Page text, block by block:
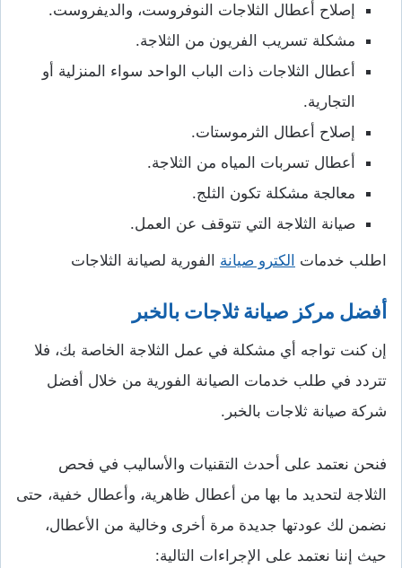
إصلاح أعطال الثلاجات النوفروست، والديفروست.
مشكلة تسريب الفريون من الثلاجة.
أعطال الثلاجات ذات الباب الواحد سواء المنزلية أو
التجارية.
إصلاح أعطال الثرموستات.
أعطال تسربات المياه من الثلاجة.
معالجة مشكلة تكون الثلج.
صيانة الثلاجة التي تتوقف عن العمل.
اطلب خدمات الكترو صيانة الفورية لصيانة الثلاجات
أفضل مركز صيانة ثلاجات بالخبر
إن كنت تواجه أي مشكلة في عمل الثلاجة الخاصة بك، فلا
تتردد في طلب خدمات الصيانة الفورية من خلال أفضل
شركة صيانة ثلاجات بالخبر.
فنحن نعتمد على أحدث التقنيات والأساليب في فحص
الثلاجة لتحديد ما بها من أعطال ظاهرية، وأعطال خفية، حتى
نضمن لك عودتها جديدة مرة أخرى وخالية من الأعطال،
حيث إننا نعتمد على الإجراءات التالية: